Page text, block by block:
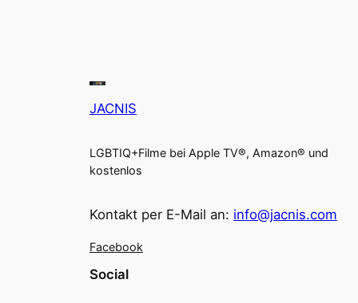
JACNIS
LGBTIQ+Filme bei Apple TV®, Amazon® und
kostenlos
Kontakt per E-Mail an: info@jacnis.com
Facebook
Social